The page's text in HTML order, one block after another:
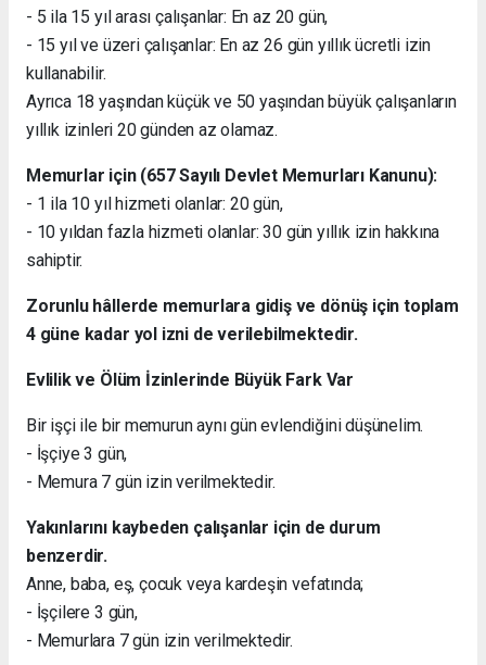
- 5 ila 15 yıl arası çalışanlar: En az 20 gün,
- 15 yıl ve üzeri çalışanlar: En az 26 gün yıllık ücretli izin
kullanabilir.
Ayrıca 18 yaşından küçük ve 50 yaşından büyük çalışanların
yıllık izinleri 20 günden az olamaz.
Memurlar için (657 Sayılı Devlet Memurları Kanunu):
- 1 ila 10 yıl hizmeti olanlar: 20 gün,
- 10 yıldan fazla hizmeti olanlar: 30 gün yıllık izin hakkına
sahiptir.
Zorunlu hâllerde memurlara gidiş ve dönüş için toplam
4 güne kadar yol izni de verilebilmektedir.
Evlilik ve Ölüm İzinlerinde Büyük Fark Var
Bir işçi ile bir memurun aynı gün evlendiğini düşünelim.
- İşçiye 3 gün,
- Memura 7 gün izin verilmektedir.
Yakınlarını kaybeden çalışanlar için de durum
benzerdir.
Anne, baba, eş, çocuk veya kardeşin vefatında;
- İşçilere 3 gün,
- Memurlara 7 gün izin verilmektedir.